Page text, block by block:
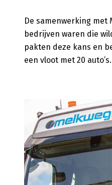
De samenwerking met
bedrijven waren die
pakten deze kans en
een vloot met 20 auto’s.